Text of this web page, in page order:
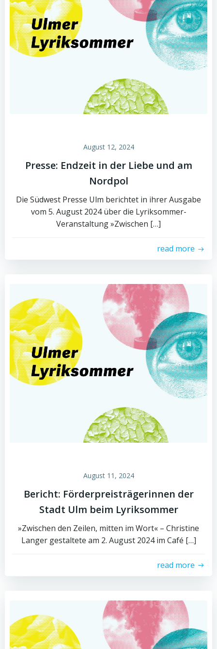
August 12, 2024
Presse: Endzeit in der Liebe und am
Nordpol
Die Südwest Presse Ulm berichtet in ihrer Ausgabe
vom 5. August 2024 über die Lyriksommer-
Veranstaltung »Zwischen […]
read more
August 11, 2024
Bericht: Förderpreisträgerinnen der
Stadt Ulm beim Lyriksommer
»Zwischen den Zeilen, mitten im Wort« – Christine
Langer gestaltete am 2. August 2024 im Café […]
read more